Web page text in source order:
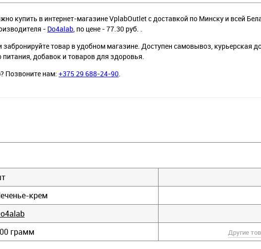
купить в интернет-магазине VplabOutlet с доставкой по Минску и всей
- Do4alab , по цене - 77.30 руб. .
товар в удобном магазине. Доступен самовывоз, курьерская
добавок и товаров для здоровья.
Позвоните нам: +375 29 688-24-90
крем
грамм Другие